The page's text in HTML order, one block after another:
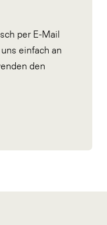
per E-Mail
einfach an
den